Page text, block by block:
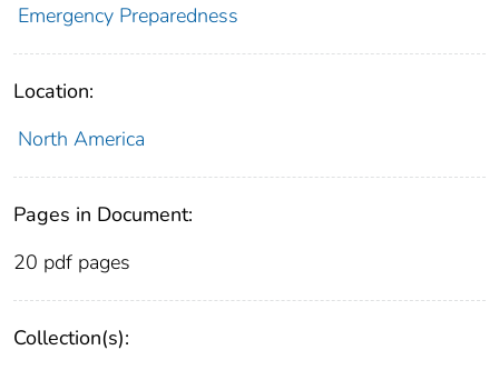
Emergency Preparedness
Location:
North America
Pages in Document:
20 pdf pages
Collection(s):